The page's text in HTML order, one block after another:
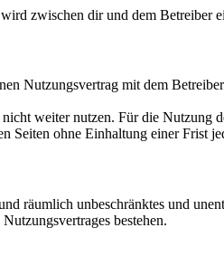
zwischen dir und dem Betreiber
Nutzungsvertrag mit dem
weiter nutzen. Für die Nutzung
Seiten ohne Einhaltung einer Frist
räumlich unbeschränktes und
bestehen.